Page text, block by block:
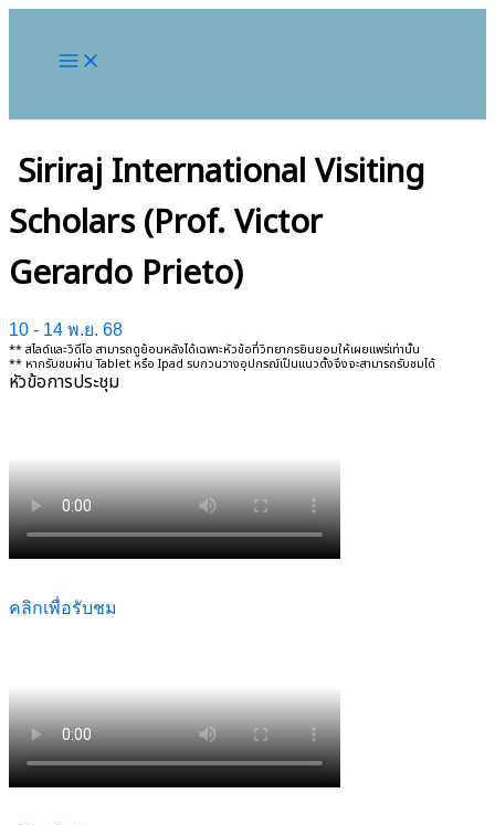
Siriraj International Visiting
Scholars (Prof. Victor
Gerardo Prieto)
10 - 14 พ.ย. 68
** สไลด์และวิดีโอ สามารถดูย้อนหลังได้เฉพาะหัวข้อที่วิทยากรยินยอมให้เผยแพร่เท่านั้น
** หากรับชมผ่าน Tablet หรือ Ipad รบกวนวางอุปกรณ์เป็นแนวตั้งจึงจะสามารถรับชมได้
หัวข้อการประชุม
คลิกเพื่อรับชม